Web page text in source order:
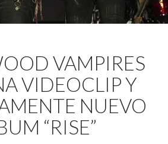
VAMPIRES
VIDEOCLIP Y
NUEVO
“RISE”